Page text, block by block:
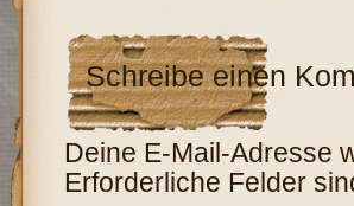
Schreibe einen
Deine E-Mail-Adresse
Erforderliche Felder